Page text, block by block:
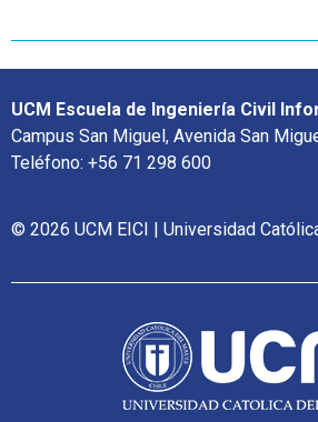
UCM Escuela de Ingeniería Civil
Campus San Miguel, Avenida San
Teléfono: +56 71 298 600
© 2026 UCM EICI | Universidad